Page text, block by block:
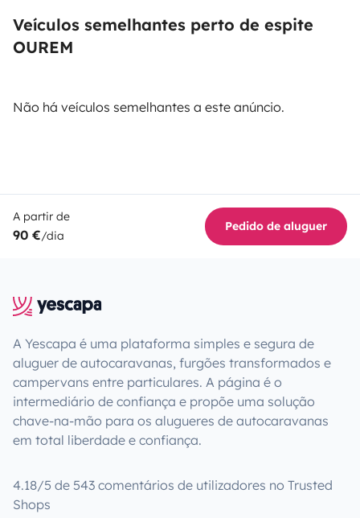
Veículos semelhantes perto de espite
OUREM
Não há veículos semelhantes a este anúncio.
A partir de
90 €/dia
Pedido de aluguer
A Yescapa é uma plataforma simples e segura de
aluguer de autocaravanas, furgões transformados e
campervans entre particulares. A página é o
intermediário de confiança e propõe uma solução
chave-na-mão para os alugueres de autocaravanas
em total liberdade e confiança.
4.18/5 de 543 comentários de utilizadores no Trusted
Shops